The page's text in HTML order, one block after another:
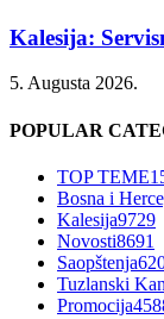
Kalesija:
5. Augusta 2026.
POPULAR
TOP TEME
Bosna i
Kalesija9729
Novosti8691
Saopštenja
Tuzlanski
Promocija